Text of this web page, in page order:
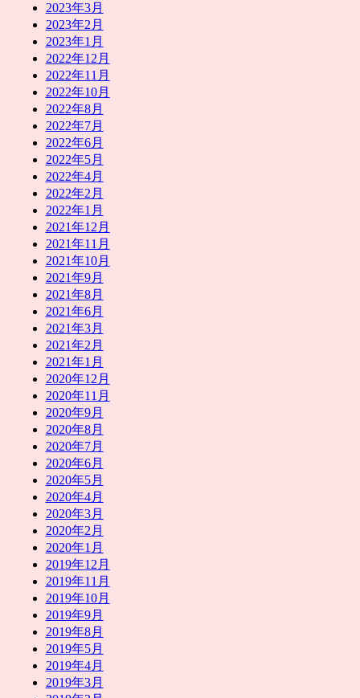
2023年3月
2023年2月
2023年1月
2022年12月
2022年11月
2022年10月
2022年8月
2022年7月
2022年6月
2022年5月
2022年4月
2022年2月
2022年1月
2021年12月
2021年11月
2021年10月
2021年9月
2021年8月
2021年6月
2021年3月
2021年2月
2021年1月
2020年12月
2020年11月
2020年9月
2020年8月
2020年7月
2020年6月
2020年5月
2020年4月
2020年3月
2020年2月
2020年1月
2019年12月
2019年11月
2019年10月
2019年9月
2019年8月
2019年5月
2019年4月
2019年3月